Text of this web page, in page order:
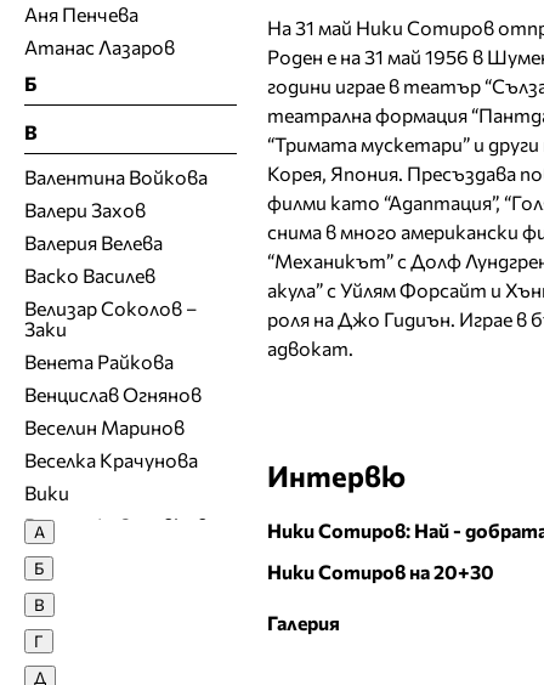
На 31 май Ники Сотиров
Роден е на 31 май 1956 в
години играе в театър
театрална формация
“Тримата мускетари” и
Корея, Япония. Пресъздава
филми като “Адаптация”,
снима в много американски
“Механикът” с Долф
акула” с Уйлям Форсайт и
роля на Джо Гидиън. Играе в
адвокат.
Интервю
Ники Сотиров: Най -
Ники Сотиров на 20+30
Галерия
Аня Пенчева
Атанас Лазаров
Б
В
Валентина Войкова
Валери Захов
Валерия Велева
Васко Василев
Велизар Соколов –
Заки
Венета Райкова
Венцислав Огнянов
Веселин Маринов
Веселка Крачунова
Вики
Виргини\я Здравкова
Владимир Ампов -
Графа
Владимир Карамазов
Вяра Георгиева
А
Б
В
Г
Д